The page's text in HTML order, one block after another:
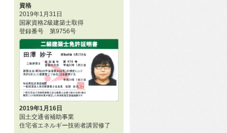
資格
2019年1月31日
国家資格2級建築士取得
登録番号 第9756号
2019年1月16日
国土交通省補助事業
住宅省エネルギー技術者講習修了